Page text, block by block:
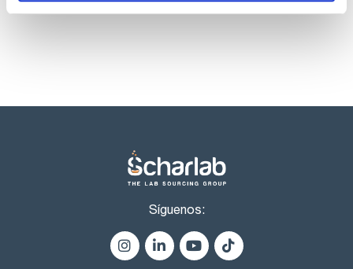
Síguenos: